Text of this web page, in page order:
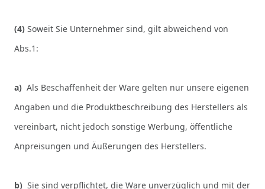
(4) Soweit Sie Unternehmer sind, gilt abweichend von
Abs.1:
a) Als Beschaffenheit der Ware gelten nur unsere eigenen
Angaben und die Produktbeschreibung des Herstellers als
vereinbart, nicht jedoch sonstige Werbung, öffentliche
Anpreisungen und Äußerungen des Herstellers.
b) Sie sind verpflichtet, die Ware unverzüglich und mit der